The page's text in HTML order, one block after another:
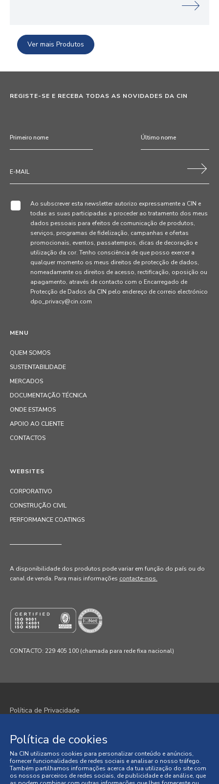
Ver mais Produtos
MENU
QUEM SOMOS
SUSTENTABILIDADE
MERCADOS
DOCUMENTAÇÃO TÉCNICA
ONDE ESTAMOS
APOIO AO CLIENTE
CONTACTOS
REGISTE-SE E RECEBA TODAS AS NOVIDADES DA CIN
Ao subscrever esta newsletter autorizo expressamente a CIN e
todas as suas participadas a proceder ao tratamento dos meus
dados pessoais para efeitos de comunicação de produtos,
serviços, programas de fidelização, campanhas e ofertas
promocionais, eventos, passatempos, dicas de decoração e
utilização da cor. Tenho consciência de que posso exercer a
qualquer momento os meus direitos de protecção de dados,
nomeadamente os direitos de acesso, rectificação, oposição ou
apagamento, através de contacto com o Encarregado de
Protecção de Dados da CIN pelo endereço de correio electrónico
dpo_privacy@cin.com
WEBSITES
CORPORATIVO
CONSTRUÇÃO CIVIL
PERFORMANCE COATINGS
A disponibilidade dos produtos pode variar em função do país ou do
canal de venda. Para mais informações contacte-nos.
CONTACTO: 229 405 100 (chamada para rede fixa nacional)
Política de Privacidade
Termos e Condições
Condições Gerais de Venda
Política de cookies
Na CIN utilizamos cookies para personalizar conteúdo e anúncios,
fornecer funcionalidades de redes sociais e analisar o nosso tráfego.
Também partilhamos informações acerca da tua utilização do site com
os nossos parceiros de redes sociais, de publicidade e de análise, que